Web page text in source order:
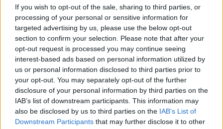
If you wish to opt-out of the sale, sharing to third parties, or
processing of your personal or sensitive information for
targeted advertising by us, please use the below opt-out
section to confirm your selection. Please note that after your
opt-out request is processed you may continue seeing
interest-based ads based on personal information utilized by
us or personal information disclosed to third parties prior to
your opt-out. You may separately opt-out of the further
disclosure of your personal information by third parties on the
IAB’s list of downstream participants. This information may
also be disclosed by us to third parties on the IAB’s List of
Downstream Participants that may further disclose it to other
Ισραηλινοί στρατιώτες.
Ειδικότερα, όπως μεταδίδουν διεθνή ΜΜΕ,
τέσσερα ισραηλινά πολεμικά πλοίαπου
συμμετείχαν στην επιχείρηση σύλληψης
φέρεται να έδωσαν εντολή στους
ακτιβιστές του στολίσκου να σβήσουν τις
μηχανές τους.
ΔΙΑΒΑΣΤΕ ΕΠΙΣΗΣ